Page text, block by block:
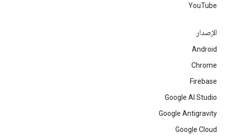
YouTube
الإصدار
Android
Chrome
Firebase
Google AI Studio
Google Antigravity
Google Cloud